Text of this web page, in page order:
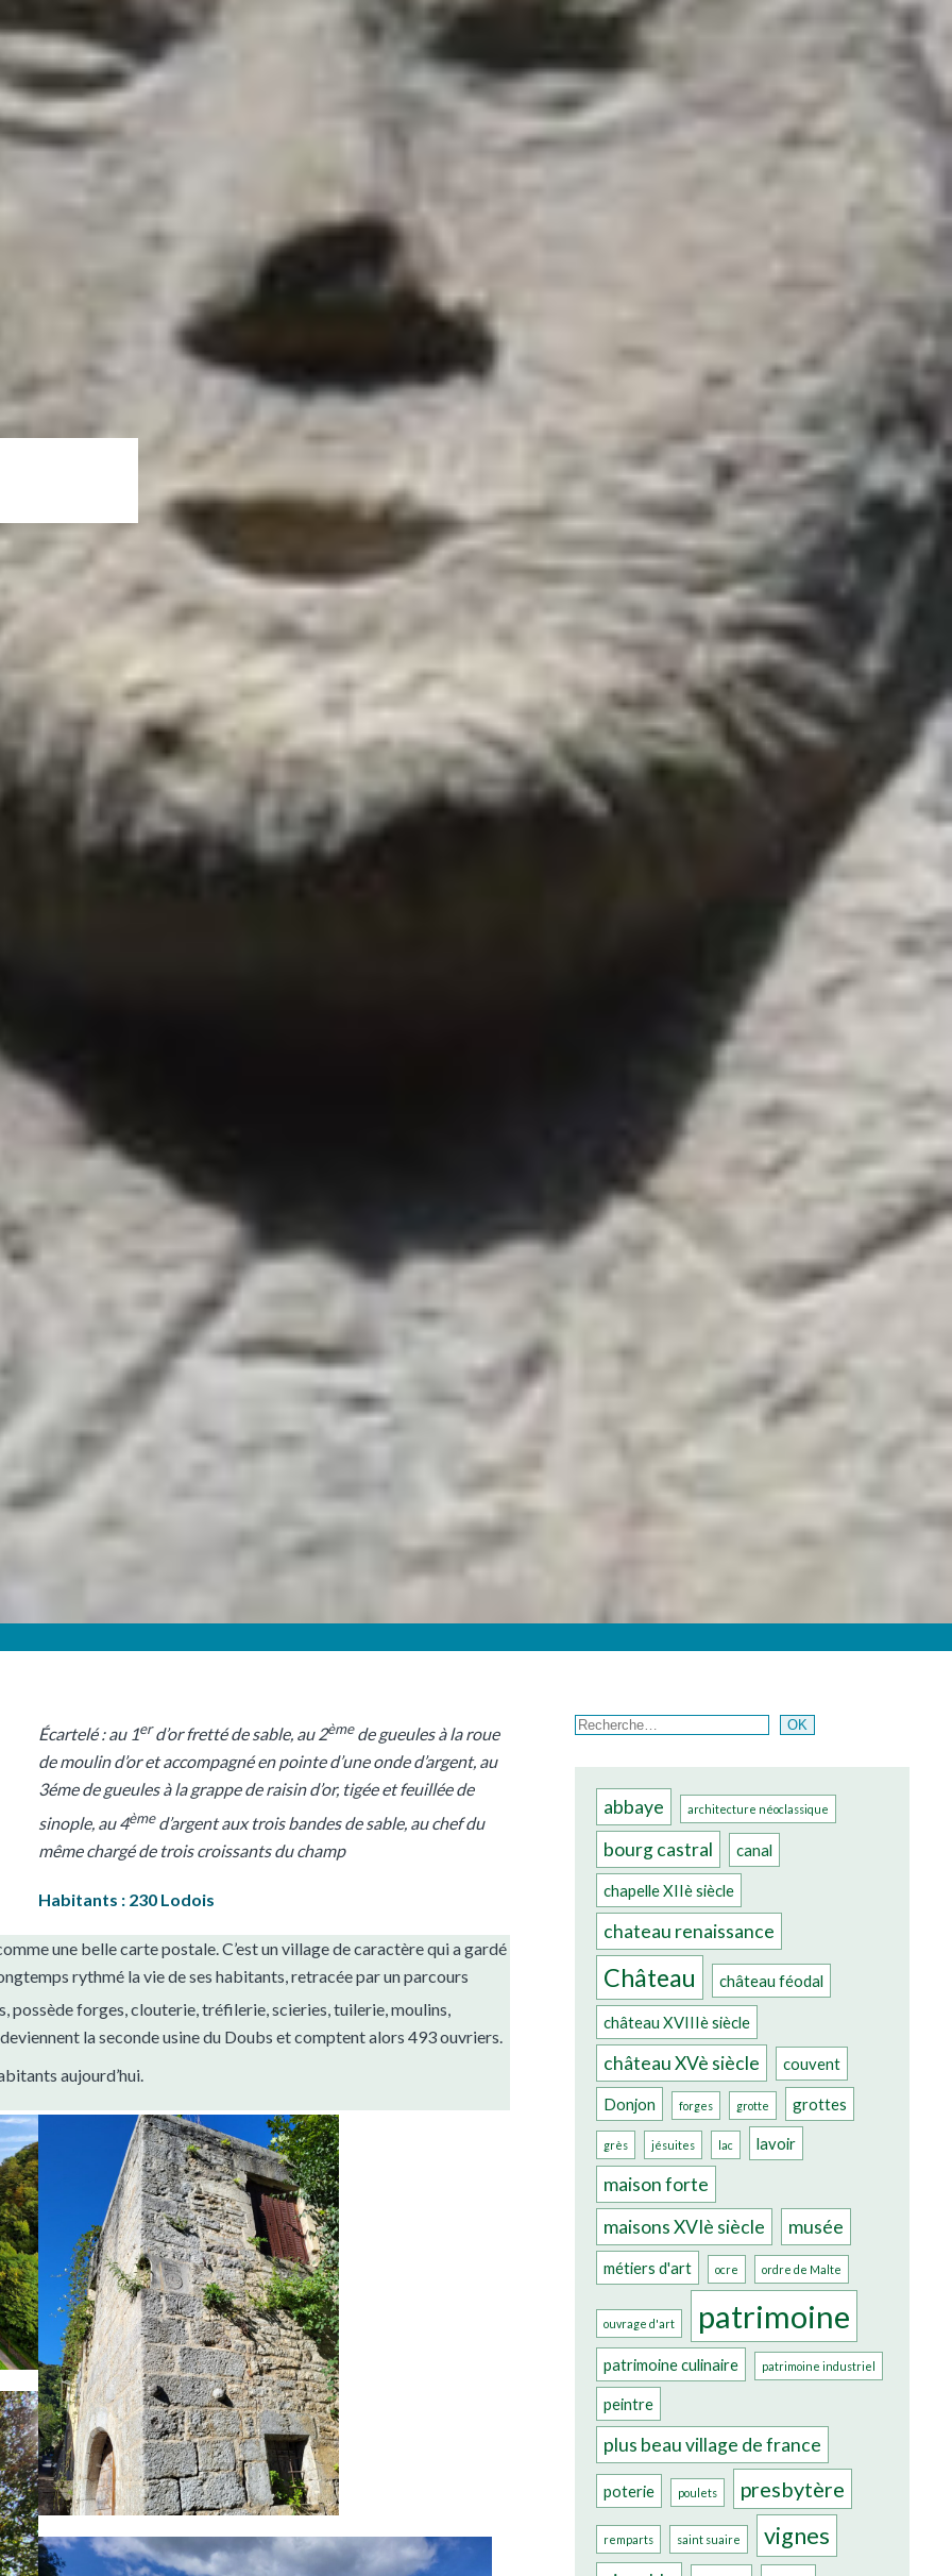
Écartelé : au 1erd’or fretté de sable, au 2èmede gueules à la roue
de moulin d’or et accompagné en pointe d’une onde d’argent, au
3éme de gueules à la grappe de raisin d’or, tigée et feuillée de
sinople, au 4èmed’argent aux trois bandes de sable, au chef du
même chargé de trois croissants du champ
Habitants : 230 Lodois
une belle carte postale. C’est un village de caractère qui a gardé
rythmé la vie de ses habitants, retracée par un parcours
possède forges, clouterie, tréfilerie, scieries, tuilerie, moulins,
la seconde usine du Doubs et comptent alors 493 ouvriers.
aujourd’hui.
Rechercher OK
abbaye architecture néoclassique
bourg castral canal
chapelle XIIè siècle
chateau renaissance
Château château féodal
château XVIIIè siècle
château XVè siècle couvent
Donjon forges grotte grottes
grès jésuites lac lavoir
maison forte
maisons XVIè siècle
musée
métiers d'art ocre ordre de Malte
ouvrage d'art patrimoine
patrimoine culinaire patrimoine industriel
peintre
plus beau village de france
poterie poulets presbytère
remparts saint suaire vignes